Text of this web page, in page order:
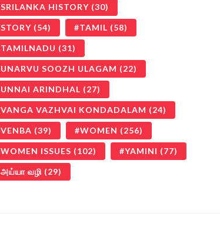
SRILANKA HISTORY (30)
STORY (54) TAMIL (58)
TAMILNADU (31)
UNARVU SOOZH ULAGAM (22)
UNNAI ARINDHAL (27)
VANGA VAZHVAI KONDADALAM (24)
VENBA (39) WOMEN (256)
WOMEN ISSUES (102) YAMINI (77)
அய்யா வழி (29)